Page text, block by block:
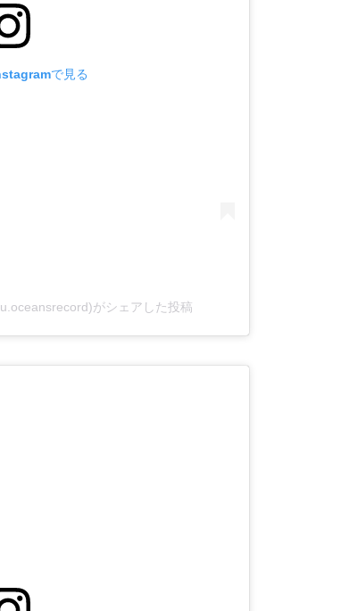
で見る
がシェアした投稿